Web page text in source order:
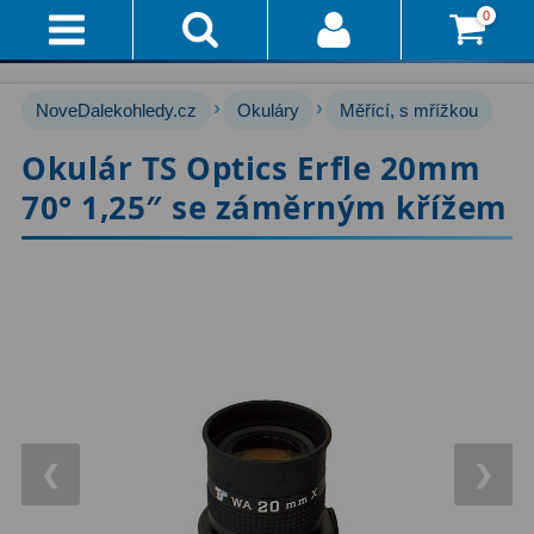
0
Přihlášení
Průvodce
Nákupu
Vrácení
Akce!
Pro začátečníky 67
Ritchey-Chrétien
NoveDalekohledy.cz › Okuláry › Měřící, s mřížkou
❮ ❯
Okulár TS Optics Erfle 20mm
70° 1,25″ se záměrným křížem